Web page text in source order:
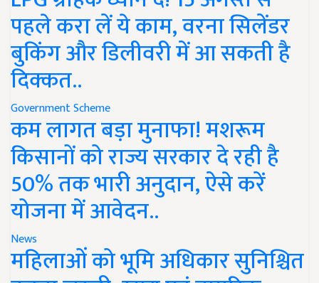
पहले करा लें ये काम, वरना सिलेंडर
बुकिंग और डिलीवरी में आ सकती है
दिक्कत..
Government Scheme
कम लागत बड़ा मुनाफा! मशरूम
किसानों को राज्य सरकार दे रही है
50% तक भारी अनुदान, ऐसे करें
योजना में आवेदन..
News
महिलाओं को भूमि अधिकार सुनिश्चित